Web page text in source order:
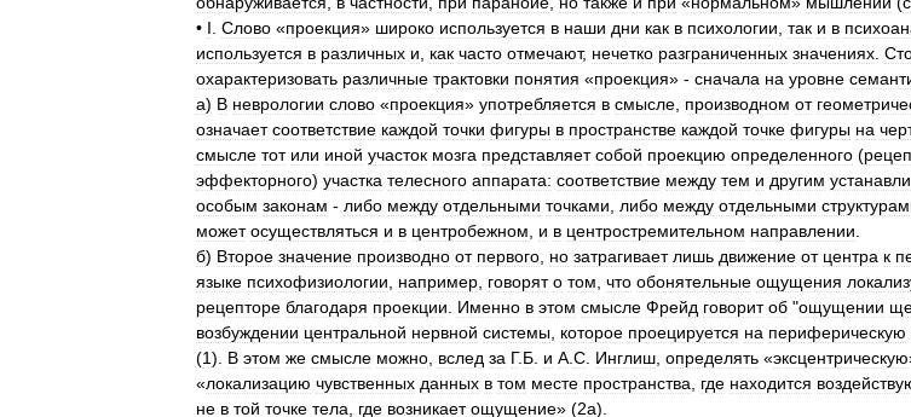
• I Слово «проекция» широко используется в наши дни как в психологии так и в
используется в различных и как часто отмечают, нечетко разграниченных значениях
охарактеризовать различные трактовки понятия «проекция» - сначала на уровне
а) В неврологии слово «проекция» употребляется в смысле производном от
означает соответствие каждой точки фигуры в пространстве каждой точке фигуры на
смысле тот или иной участок мозга представляет собой проекцию определенного (
эффекторного) участка телесного аппарата: соответствие между тем и другим
особым законам - либо между отдельными точками либо между отдельными
может осуществляться и в центробежном и в центростремительном направлении
б) Второе значение производно от первого но затрагивает лишь движение от центра к
языке психофизиологии например говорят о том что обонятельные ощущения
рецепторе благодаря проекции Именно в этом смысле Фрейд говорит об "ощущении
возбуждении центральной нервной системы которое проецируется на периферическую
(1). В этом же смысле можно вслед за Г.Б и A C Инглиш определять «эксцентрическую
«локализацию чувственных данных в том месте пространства где находится
не в той точке тела где возникает ощущение» (2а).